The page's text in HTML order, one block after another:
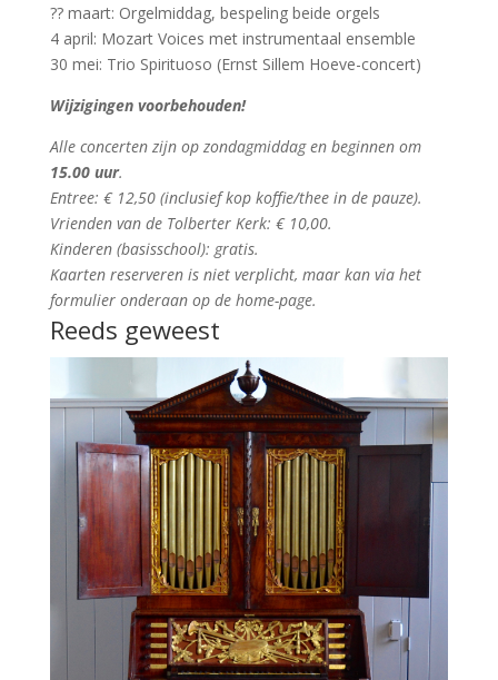
?? maart: Orgelmiddag, bespeling beide orgels
4 april: Mozart Voices met instrumentaal ensemble
30 mei: Trio Spirituoso (Ernst Sillem Hoeve-concert)
Wijzigingen voorbehouden!
Alle concerten zijn op zondagmiddag en beginnen om
15.00 uur.
Entree: € 12,50 (inclusief kop koffie/thee in de pauze).
Vrienden van de Tolberter Kerk: € 10,00.
Kinderen (basisschool): gratis.
Kaarten reserveren is niet verplicht, maar kan via het
formulier onderaan op de home-page.
Reeds geweest